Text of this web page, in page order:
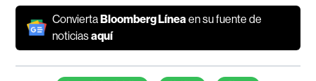
ConviertaBloomberg Líneaen su fuente de
noticiasaquí